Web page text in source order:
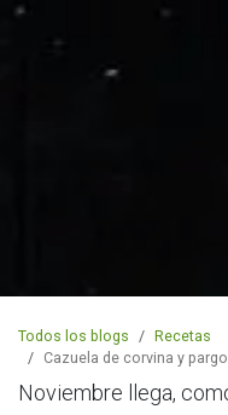
Todos los blogs
Recetas
Cazuela de corvina y
Noviembre llega,